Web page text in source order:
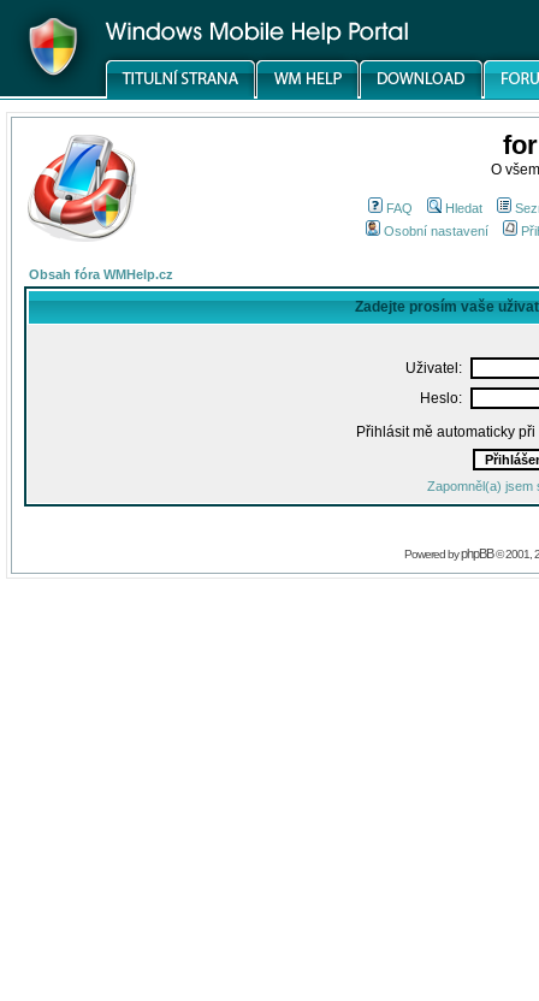
O
FAQ Hledat
Osobní nastavení
Obsah fóra WMHelp.cz
Zadejte prosím vaše
Uživatel:
Heslo:
Přihlásit mě automaticky
Zapomněl(a) jsem
Powered byphpBB© 2001,